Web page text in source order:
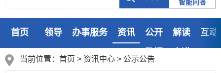
智能问答
首页 领导 办事服务 资讯 公开 解读
互动
当前位置： 首页 > 资讯中心 > 公示公告